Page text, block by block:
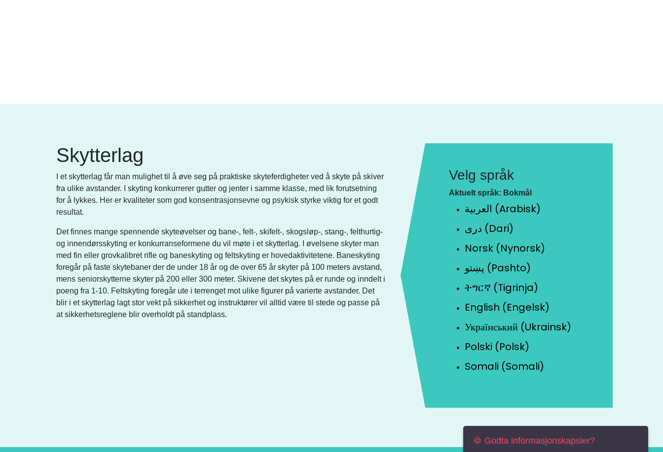
Skytterlag
I et skytterlag får man mulighet til å øve seg på praktiske skyteferdigheter ved å skyte på skiver
fra ulike avstander. I skyting konkurrerer gutter og jenter i samme klasse, med lik forutsetning
for å lykkes. Her er kvaliteter som god konsentrasjonsevne og psykisk styrke viktig for et godt
resultat.
Det finnes mange spennende skyteøvelser og bane-, felt-, skifelt-, skogsløp-, stang-, felthurtig-
og innendørsskyting er konkurranseformene du vil møte i et skytterlag. I øvelsene skyter man
med fin eller grovkalibret rifle og baneskyting og feltskyting er hovedaktivitetene. Baneskyting
foregår på faste skytebaner der de under 18 år og de over 65 år skyter på 100 meters avstand,
mens seniorskytterne skyter på 200 eller 300 meter. Skivene det skytes på er runde og inndelt i
poeng fra 1-10. Feltskyting foregår ute i terrenget mot ulike figurer på varierte avstander. Det
blir i et skytterlag lagt stor vekt på sikkerhet og instruktører vil alltid være til stede og passe på
at sikkerhetsreglene blir overholdt på standplass.
Velg språk
Aktuelt språk: Bokmål
العربية (Arabisk)
دری (Dari)
Norsk (Nynorsk)
پښتو (Pashto)
ትግርኛ (Tigrinja)
English (Engelsk)
Український (Ukrainsk)
Polski (Polsk)
Somali (Somali)
🍪 Godta informasjonskapsler?